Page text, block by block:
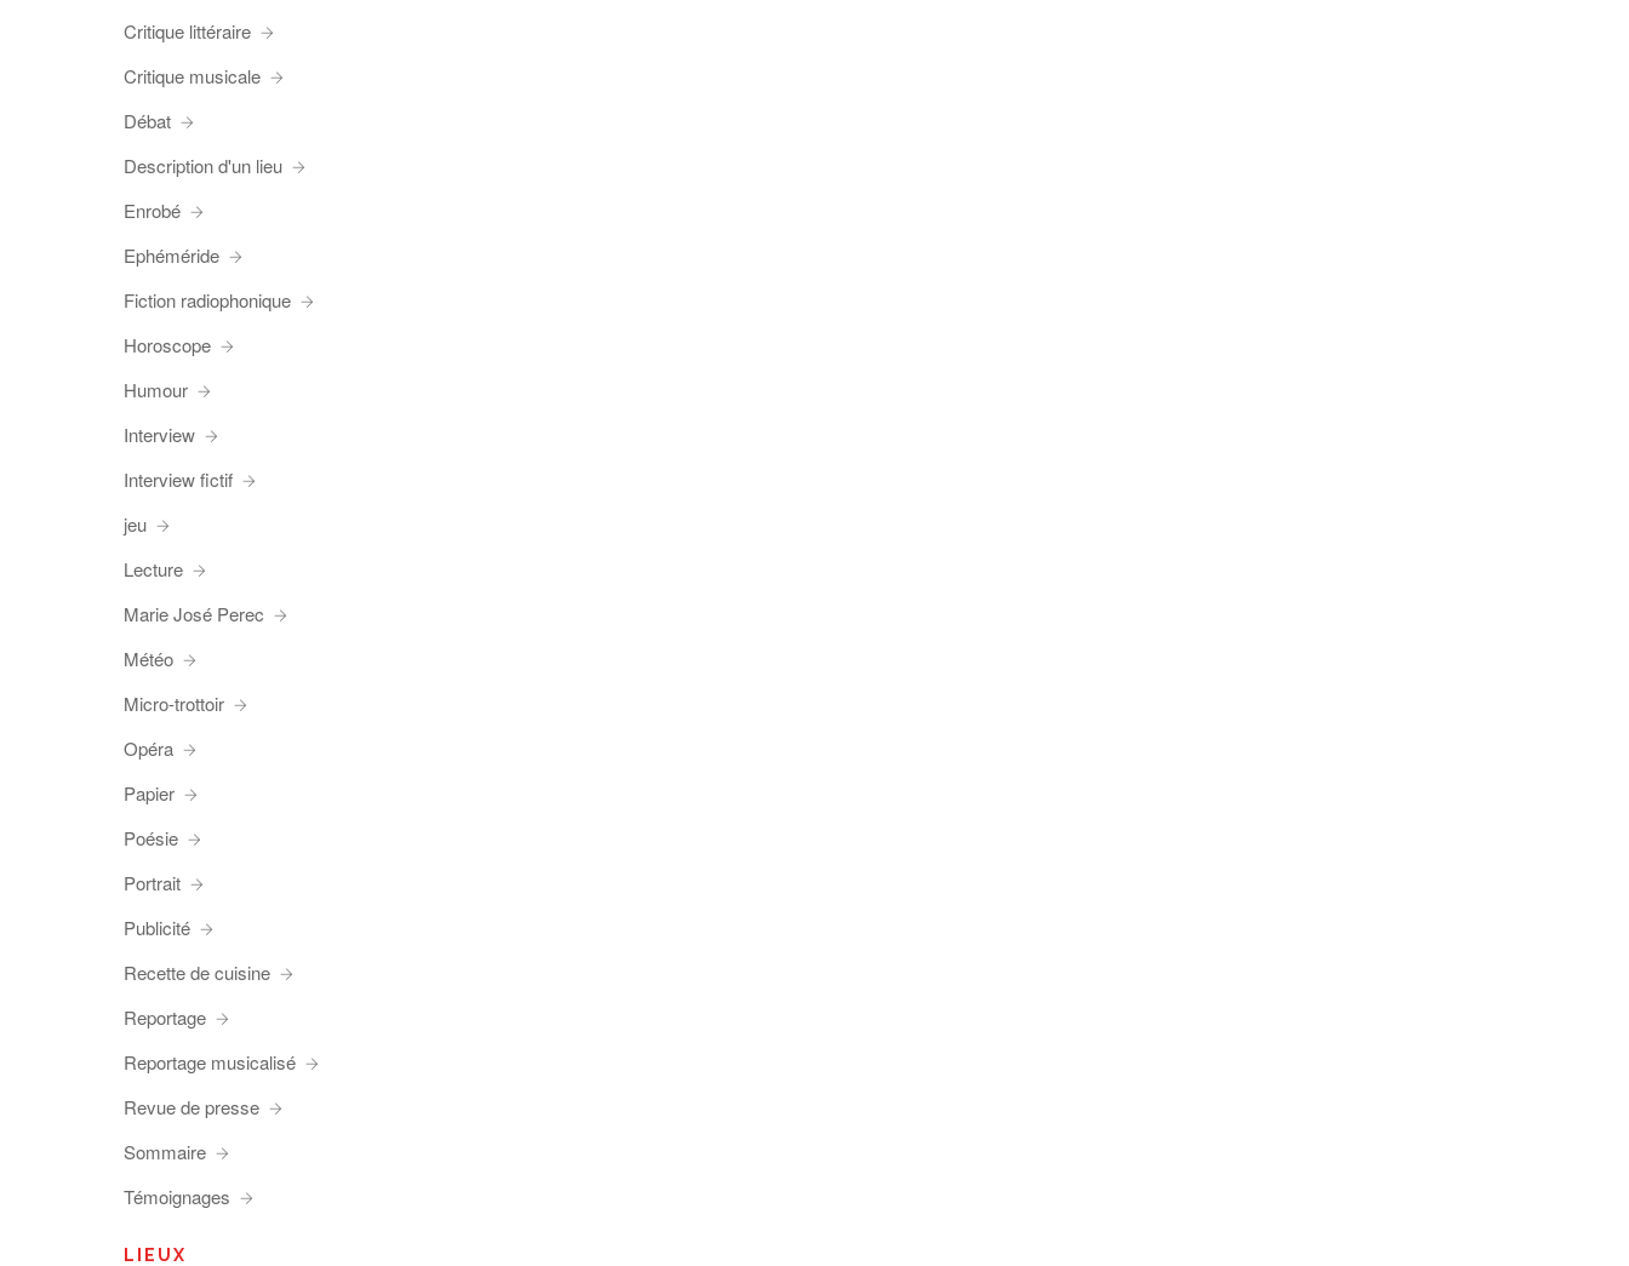
Critique littéraire
Critique musicale
Débat
Description d'un lieu
Enrobé
Ephéméride
Fiction radiophonique
Horoscope
Humour
Interview
Interview fictif
jeu
Lecture
Marie José Perec
Météo
Micro-trottoir
Opéra
Papier
Poésie
Portrait
Publicité
Recette de cuisine
Reportage
Reportage musicalisé
Revue de presse
Sommaire
Témoignages
LIEUX